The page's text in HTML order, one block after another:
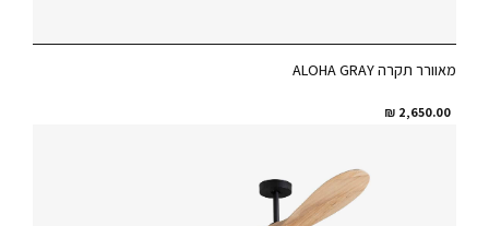
מאוורר תקרה ALOHA GRAY
2,650.00
₪